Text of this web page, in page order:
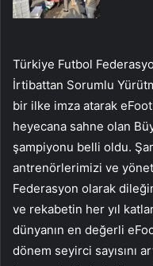
Türkiye Futbol
İrtibattan Sorumlu
bir ilke imza atarak
heyecana sahne olan
şampiyonu belli oldu.
antrenörlerimizi ve
Federasyon olarak
ve rekabetin her yıl
dünyanın en değerli
dönem seyirci sayısını